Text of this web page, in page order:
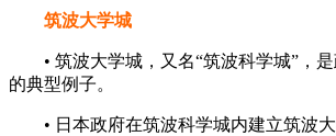
筑波大学城
• 筑波大学城，又名“筑波科学城”，是
的典型例子。
• 日本政府在筑波科学城内建立筑波大